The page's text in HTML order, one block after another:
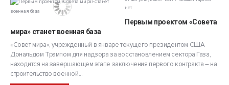
нет
Первым проектом «Совета
мира» станет военная база
«Совет мира», учрежденный в январе текущего президентом США
Дональдом Трампом для надзора за восстановлением сектора Газа,
находится на завершающем этапе заключения первого контракта – на
строительство военной...